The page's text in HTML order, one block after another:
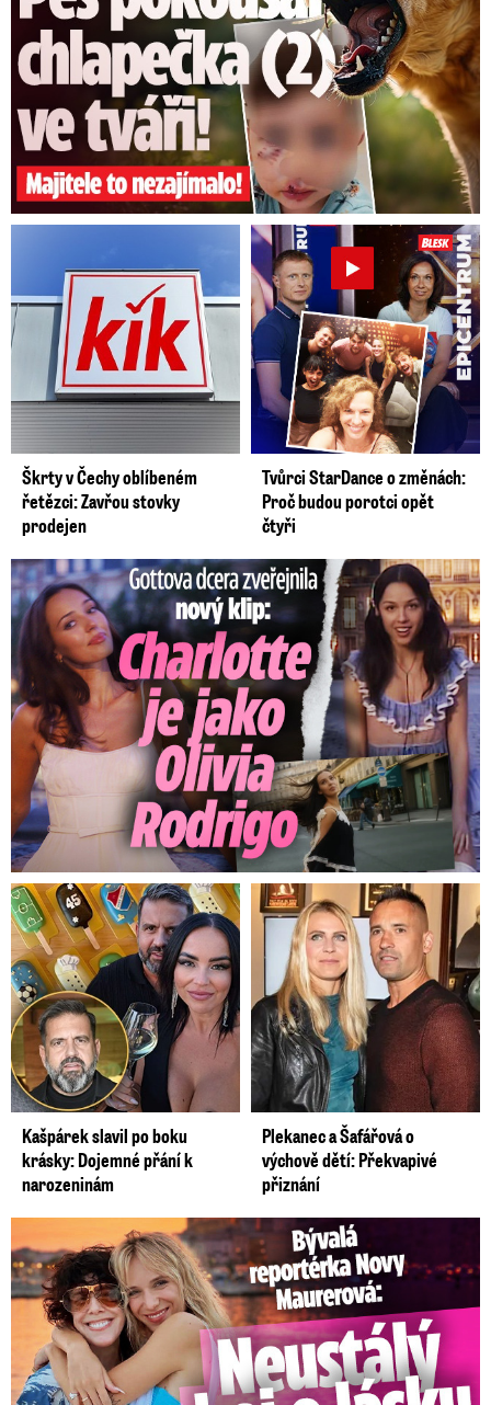
Škrty v Čechy oblíbeném
řetězci: Zavřou stovky
prodejen
Tvůrci StarDance o změnách:
Proč budou porotci opět
čtyři
Gottova dcera zveřejnila nový klip: Je jako Olivie Rodrigo!
Kašpárek slavil po boku
krásky: Dojemné přání k
narozeninám
Plekanec a Šafářová o
výchově dětí: Překvapivé
přiznání
Bývalá reportérka Novy Maurerová: Neustálý boj o lásku s ...